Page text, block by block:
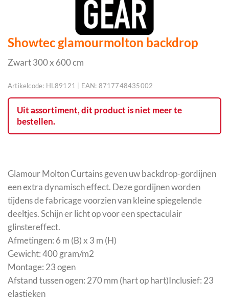
Showtec glamourmolton backdrop
Zwart 300 x 600 cm
Artikelcode: HL89121 EAN: 8717748435002
Uit assortiment, dit product is niet meer te
bestellen.
Glamour Molton Curtains geven uw backdrop-gordijnen
een extra dynamisch effect. Deze gordijnen worden
tijdens de fabricage voorzien van kleine spiegelende
deeltjes. Schijn er licht op voor een spectaculair
glinstereffect.
Afmetingen: 6 m (B) x 3 m (H)
Gewicht: 400 gram/m2
Montage: 23 ogen
Afstand tussen ogen: 270 mm (hart op hart)Inclusief: 23
elastieken